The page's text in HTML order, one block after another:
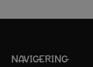
NAVIGERING